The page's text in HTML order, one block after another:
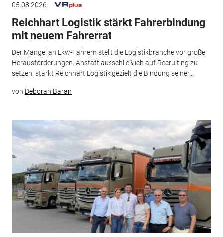
05.08.2026
Reichhart Logistik stärkt Fahrerbindung
mit neuem Fahrerrat
Der Mangel an Lkw-Fahrern stellt die Logistikbranche vor große
Herausforderungen. Anstatt ausschließlich auf Recruiting zu
setzen, stärkt Reichhart Logistik gezielt die Bindung seiner...
von Deborah Baran